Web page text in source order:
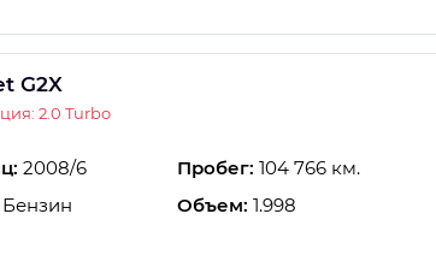
G2X
2.0 Turbo
2008/6 Пробег: 104 766 км.
Бензин Объем: 1.998